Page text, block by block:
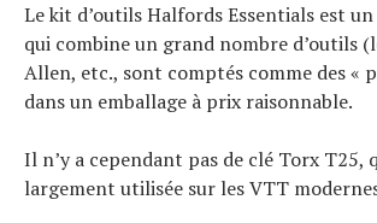
Le kit d’outils Halfords Essentials est
qui combine un grand nombre d’outils
Allen, etc., sont comptés comme des «
dans un emballage à prix raisonnable.
Il n’y a cependant pas de clé Torx T25,
largement utilisée sur les VTT